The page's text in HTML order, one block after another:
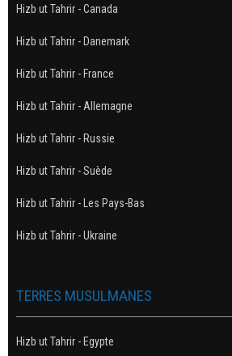
Hizb ut Tahrir - Canada
Hizb ut Tahrir - Danemark
Hizb ut Tahrir - France
Hizb ut Tahrir - Allemagne
Hizb ut Tahrir - Russie
Hizb ut Tahrir - Suède
Hizb ut Tahrir - Les Pays-Bas
Hizb ut Tahrir - Ukraine
TERRES MUSULMANES
Hizb ut Tahrir - Egypte